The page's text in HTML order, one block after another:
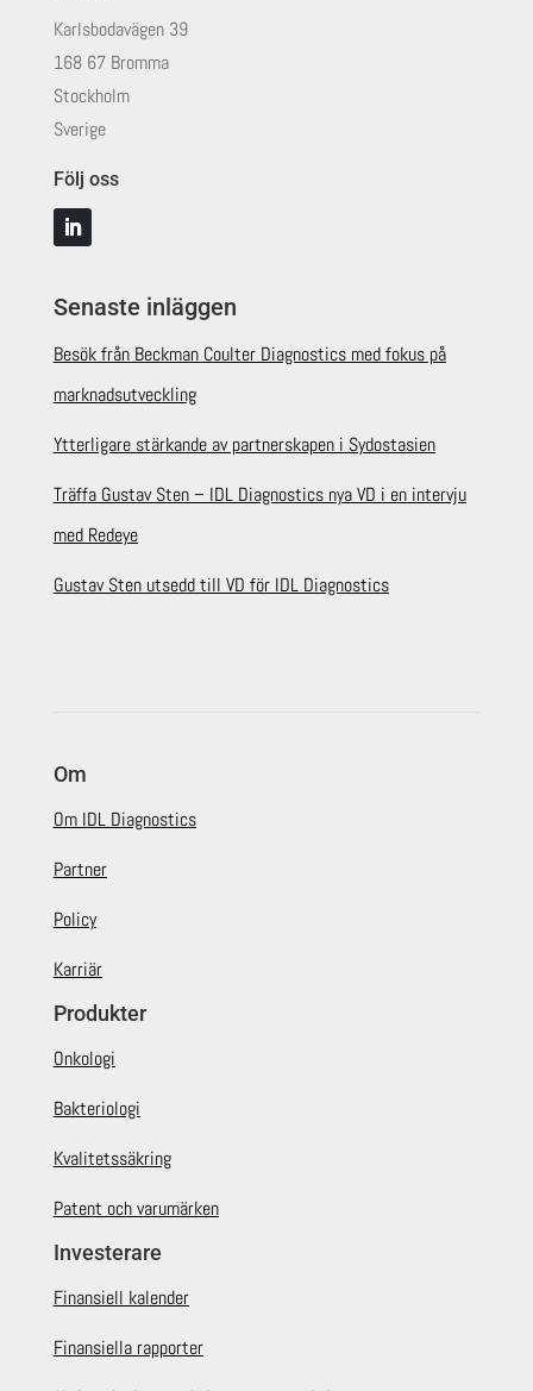
Karlsbodavägen 39
168 67 Bromma
Stockholm
Sverige
Följ oss
Senaste inläggen
Besök från Beckman Coulter Diagnostics med fokus på
marknadsutveckling
Ytterligare stärkande av partnerskapen i Sydostasien
Träffa Gustav Sten – IDL Diagnostics nya VD i en intervju
med Redeye
Gustav Sten utsedd till VD för IDL Diagnostics
Om
Om IDL Diagnostics
Partner
Policy
Karriär
Produkter
Onkologi
Bakteriologi
Kvalitetssäkring
Patent och varumärken
Investerare
Finansiell kalender
Finansiella rapporter